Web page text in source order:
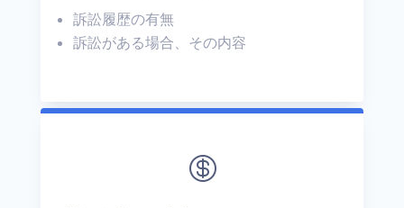
訴訟履歴の有無
訴訟がある場合、その内容
